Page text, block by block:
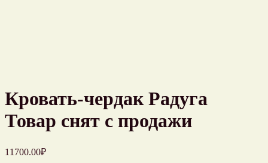
Кровать-чердак Радуга
Товар снят с продажи
11700.00₽